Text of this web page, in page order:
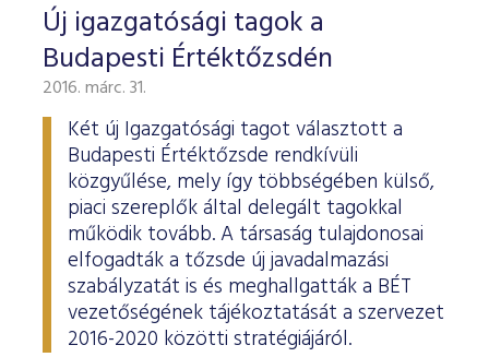
Új igazgatósági tagok a
Budapesti Értéktőzsdén
2016. márc. 31.
Két új Igazgatósági tagot választott a
Budapesti Értéktőzsde rendkívüli
közgyűlése, mely így többségében külső,
piaci szereplők által delegált tagokkal
működik tovább. A társaság tulajdonosai
elfogadták a tőzsde új javadalmazási
szabályzatát is és meghallgatták a BÉT
vezetőségének tájékoztatását a szervezet
2016-2020 közötti stratégiájáról.